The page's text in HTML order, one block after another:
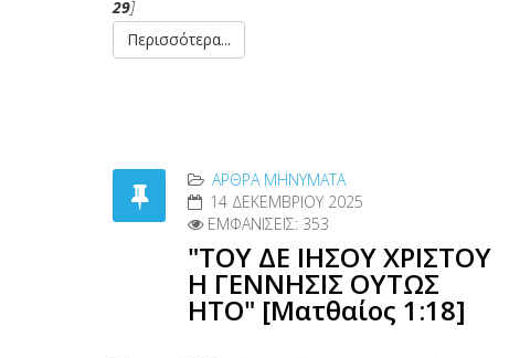
29]
Περισσότερα...
ΑΡΘΡΑ MΗΝΎΜΑΤΑ
14 ΔΕΚΕΜΒΡΊΟΥ 2025
ΕΜΦΑΝΊΣΕΙΣ: 353
"ΤΟΥ ΔΕ ΙΗΣΟΥ ΧΡΙΣΤΟΥ
Η ΓΕΝΝΗΣΙΣ ΟΥΤΩΣ
ΗΤΟ" [Ματθαίος 1:18]